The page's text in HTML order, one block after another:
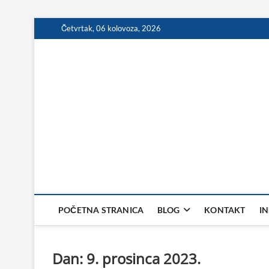
to
Četvrtak, 06 kolovoza, 2026
POČETNA STRANICA BLOG KONTAKT
Dan: 9. prosinca 2023.